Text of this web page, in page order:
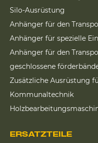
Silo-Ausrüstung
Anhänger für den
Anhänger für spezielle
Anhänger für den
geschlossene
Zusätzliche Ausrüstung
Kommunaltechnik
ERSATZTEILE